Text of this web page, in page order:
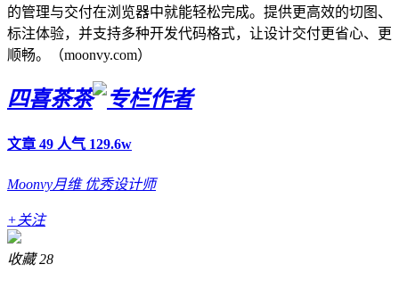
的管理与交付在浏览器中就能轻松完成。提供更高效的切图、
标注体验，并支持多种开发代码格式，让设计交付更省心、更
顺畅。（moonvy.com）
四喜茶茶
文章 49 人气 129.6w
Moonvy月维 优秀设计师
+关注
收藏 28